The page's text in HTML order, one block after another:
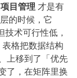
项目管理 才是有
的时候，它
术可行性低，
格把数据结构
上移到了「优先
了，在矩阵里换